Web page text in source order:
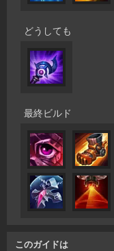
どうしても
最終ビルド
このガイドは